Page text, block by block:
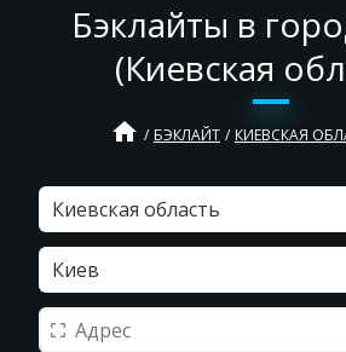
Бэклайты в
(Киевская
home БЭКЛАЙТ КИЕВСКАЯ
Киевская область
Киев